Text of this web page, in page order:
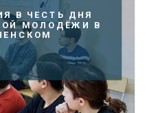
В ЧЕСТЬ ДНЯ
МОЛОДЁЖИ В